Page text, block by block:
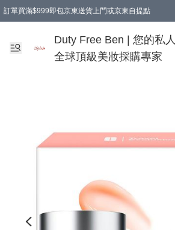
訂單買滿$999即包京東送貨上門或京東自提點
Duty Free Ben | 您的私人
全球頂級美妝採購專家